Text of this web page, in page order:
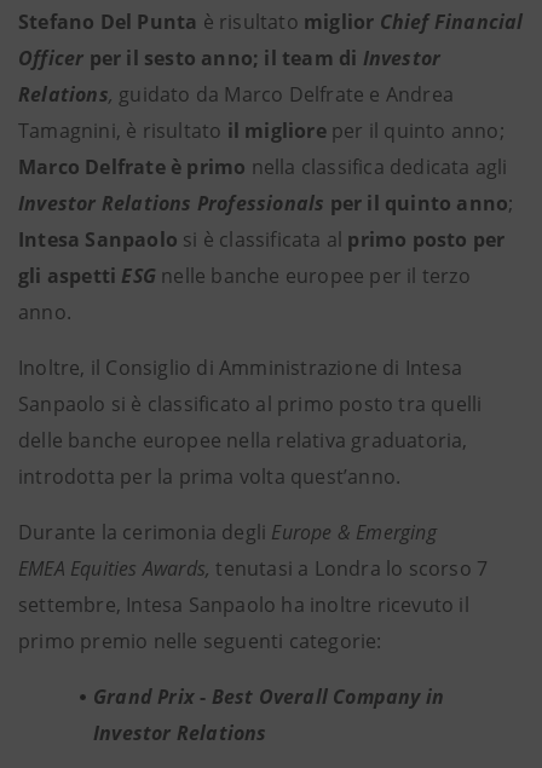
Stefano Del Punta è risultato miglior Chief Financial
Officer per il sesto anno; il team di Investor
Relations, guidato da Marco Delfrate e Andrea
Tamagnini, è risultato il miglioreper il quinto anno;
Marco Delfrate è primo nella classifica dedicata agli
Investor Relations Professionals per il quinto anno;
Intesa Sanpaolo si è classificata al primo posto per
gli aspetti ESG nelle banche europee per il terzo
anno.
Inoltre, il Consiglio di Amministrazione di Intesa
Sanpaolo si è classificato al primo posto tra quelli
delle banche europee nella relativa graduatoria,
introdotta per la prima volta quest’anno.
Durante la cerimonia degli Europe & Emerging
EMEA Equities Awards,tenutasi a Londra lo scorso 7
settembre, Intesa Sanpaolo ha inoltre ricevuto il
primo premio nelle seguenti categorie:
Grand Prix - Best Overall Company in
Investor Relations